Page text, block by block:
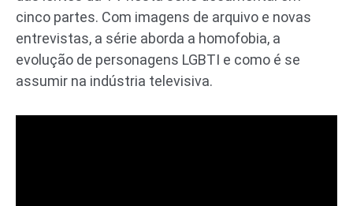
cinco partes. Com imagens de arquivo e novas
entrevistas, a série aborda a homofobia, a
evolução de personagens LGBTI e como é se
assumir na indústria televisiva.